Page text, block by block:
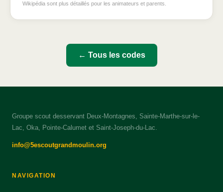
Wikipédia sont plus détaillés pour les animateurs et parents.
← Tous les codes
Groupe scout desservant Deux-Montagnes, Sainte-Marthe-sur-le-
Lac, Oka, Pointe-Calumet et Saint-Joseph-du-Lac.
info@5escoutgrandmoulin.org
NAVIGATION